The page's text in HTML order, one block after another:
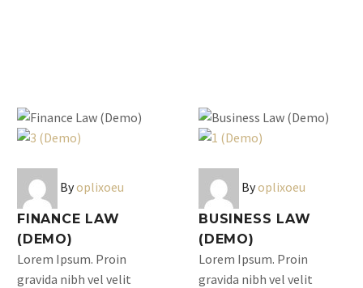
Byoplixoeu
FINANCE LAW
(DEMO)
Lorem Ipsum. Proin
gravida nibh vel velit
Byoplixoeu
BUSINESS LAW
(DEMO)
Lorem Ipsum. Proin
gravida nibh vel velit